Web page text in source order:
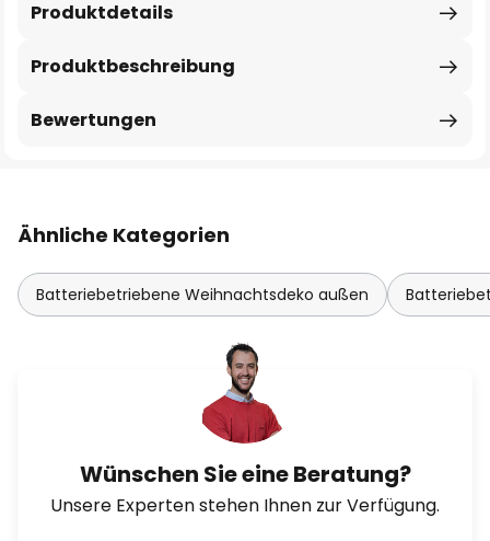
Produktbeschreibung
Produktdetails
Bewertungen
Ähnliche Kategorien
Batteriebetriebene Weihnachtsdeko außen
Wünschen Sie eine Beratung?
Unsere Experten stehen Ihnen zur Verfügung.